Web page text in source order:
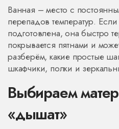
Ванная – место с
перепадов температур.
подготовлена, она быстро
покрывается пятнами и
разберём, какие простые
шкафчики, полки и
Выбираем
«дышат»